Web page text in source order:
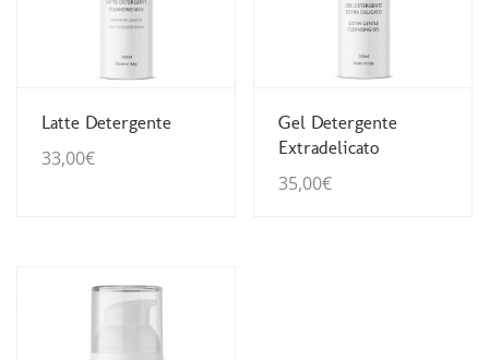
Guarda Dettagli
Latte Detergente
33,00€
Guarda Dettagli
Gel Detergente
Extradelicato
35,00€